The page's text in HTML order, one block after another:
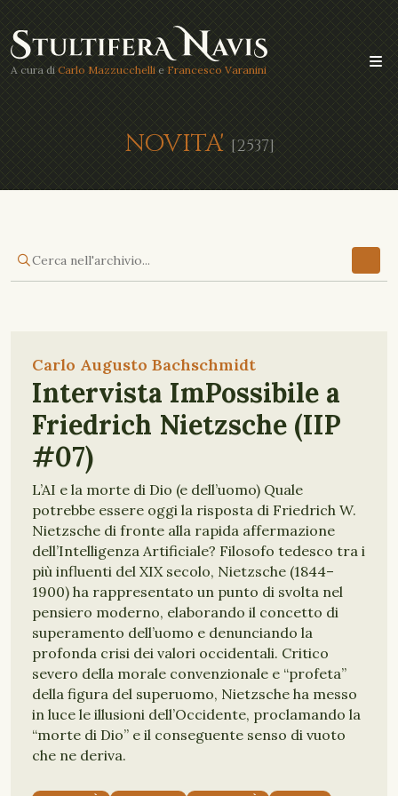
A cura di Carlo Mazzucchelli e Francesco Varanini
NOVITA' [2537]
Carlo Augusto Bachschmidt
Intervista ImPossibile a
Friedrich Nietzsche (IIP
#07)
L’AI e la morte di Dio (e dell’uomo) Quale
potrebbe essere oggi la risposta di Friedrich W.
Nietzsche di fronte alla rapida affermazione
dell’Intelligenza Artificiale? Filosofo tedesco tra i
più influenti del XIX secolo, Nietzsche (1844–
1900) ha rappresentato un punto di svolta nel
pensiero moderno, elaborando il concetto di
superamento dell’uomo e denunciando la
profonda crisi dei valori occidentali. Critico
severo della morale convenzionale e “profeta”
della figura del superuomo, Nietzsche ha messo
in luce le illusioni dell’Occidente, proclamando la
“morte di Dio” e il conseguente senso di vuoto
che ne deriva.